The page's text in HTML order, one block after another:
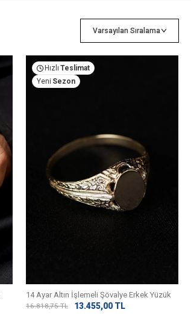
Hızlı Teslimat
Yeni Sezon
14 Ayar Altın İşlemeli Şövalye Erkek Yüzük
16.818,75TL 13.455,00 TL